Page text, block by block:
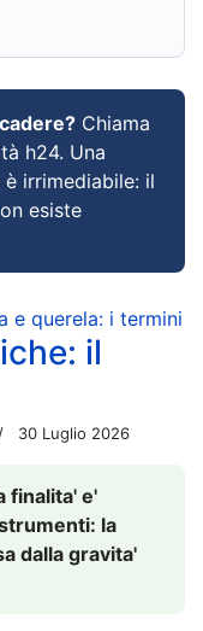
Chiama
h24. Una
irrimediabile: il
esiste
e querela: i termini
il
30 Luglio 2026
finalita' e'
la
dalla gravita'